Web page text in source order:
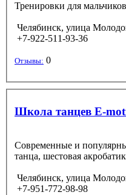
Тренировки для
Челябинск, улица
+7-922-511-93-36
Отзывы: 0
Школа танцев E-
Современные и
танца, шестовая
Челябинск, улица
+7-951-772-98-98